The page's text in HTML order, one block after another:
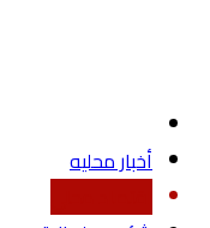
أخبار محليه